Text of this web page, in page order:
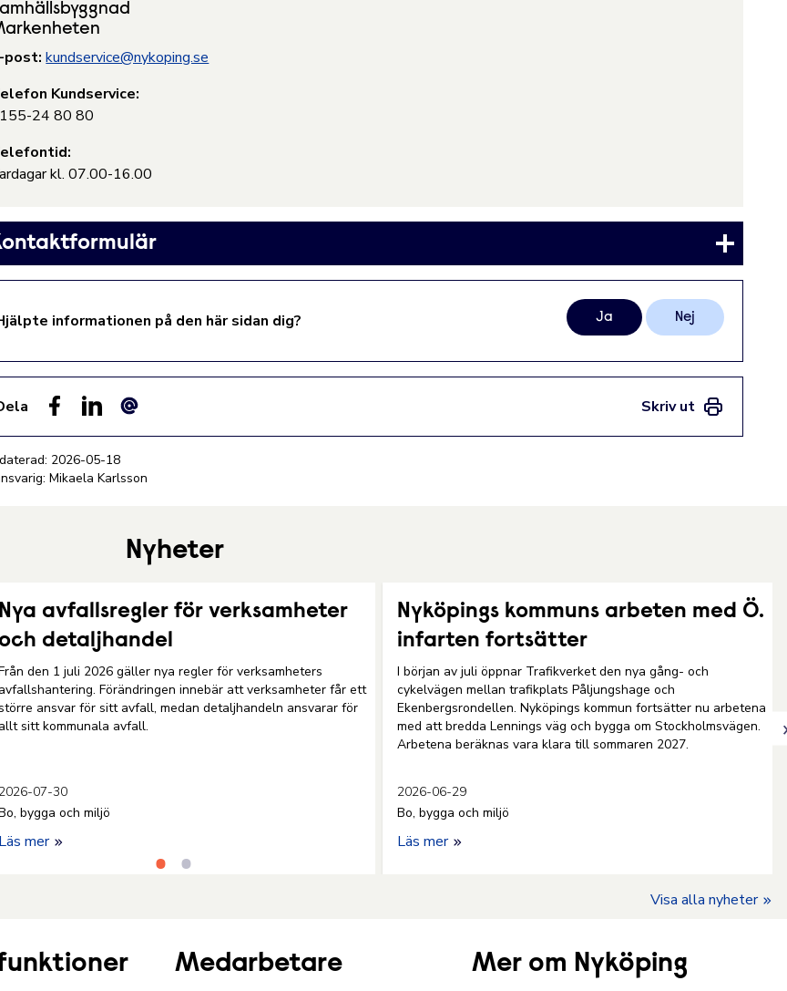
post:kundservice@nykoping.se
Kundservice:
24 80 80
kl. 07.00-16.00
informationen på den här sidan dig? Ja Nej
Skriv ut
2026-05-18
Mikaela Karlsson
Nyheter
Nya avfallsregler för verksamheter
och detaljhandel
den 1 juli 2026 gäller nya regler för verksamheters
avfallshantering. Förändringen innebär att verksamheter får ett
ansvar för sitt avfall, medan detaljhandeln ansvarar för
allt sitt kommunala avfall.
07-30
bygga och miljö
Läs mer
Nyköpings kommuns arbeten med Ö.
infarten fortsätter
I början av juli öppnar Trafikverket den nya gång- och
cykelvägen mellan trafikplats Påljungshage och
Ekenbergsrondellen. Nyköpings kommun fortsätter nu arbetena
med att bredda Lennings väg och bygga om Stockholmsvägen.
Arbetena beräknas vara klara till sommaren 2027.
2026-06-29
Bo, bygga och miljö
Läs mer
Visa alla nyheter
Medarbetare Mer om Nyköping